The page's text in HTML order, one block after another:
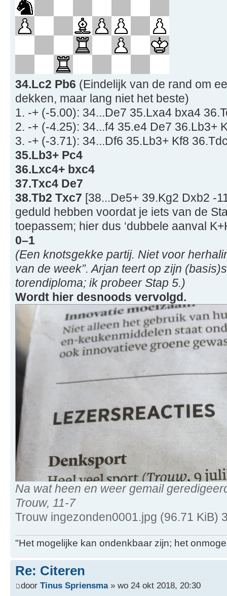
34.Lc2 Pb6 (Eindelijk van de rand om
dekken, maar lang niet het beste)
1. -+ (-5.00): 34...De7 35.Lxa4 bxa4
2. -+ (-4.25): 34...f4 35.e4 De7 36.Lb3+
3. -+ (-3.71): 34...Df6 35.Lb3+ Kf8
35.Lb3+ Pc4
36.Lxc4+ bxc4
37.Txc4 De7
38.Tb2 Txc7 [38...De5+ 39.Kg2 Dxb2 -
geduld hebben voordat je iets van de
toepassem; hier dus ‘dubbele aanval
0–1
(Een knotsgekke partij. Niet voor
van de week”. Arjan teert op zijn
torendiploma; ik probeer Stap 5.)
Wordt hier desnoods vervolgd.
Na wat heen en weer gemail
Trouw, 11-7
Trouw ingezonden0001.jpg (96.71 KiB)
"Het mogelijke kan ondenkbaar zijn; het
Re: Citeren
door Tinus Spriensma» wo 24 okt 2018, 20:30